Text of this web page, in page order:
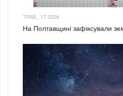
ТРАВ., 17 2026
На Полтавщині зафіксували